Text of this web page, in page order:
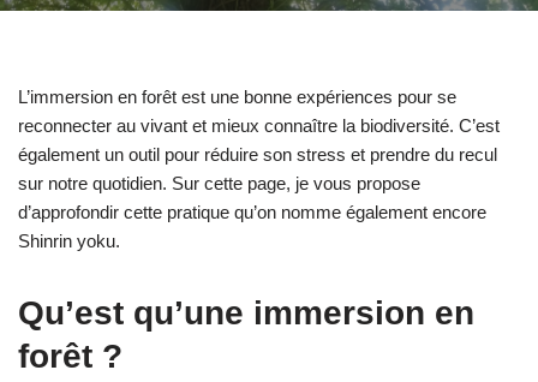
L’immersion en forêt est une bonne expériences pour se
reconnecter au vivant et mieux connaître la biodiversité. C’est
également un outil pour réduire son stress et prendre du recul
sur notre quotidien. Sur cette page, je vous propose
d’approfondir cette pratique qu’on nomme également encore
Shinrin yoku.
Qu’est qu’une immersion en
forêt ?